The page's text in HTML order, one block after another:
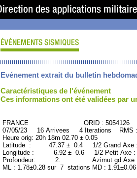
Evénement extrait du bulletin
Caractéristiques de l'événement
Ces informations ont été validées par
FRANCE ORID : 5054126
07/05/23 16 Arrivees 4 Iterations RMS
Heure orig: 20h 18m 02.70 ± 0.05
Latitude : 47.37 ± 0.4 1/2 Grand
Longitude : 6.92 ± 0.6 1/2 Petit Axe
Profondeur: 2. Azimut gd Axe :
ML : 1.78±0.28 sur 7 stations MD :